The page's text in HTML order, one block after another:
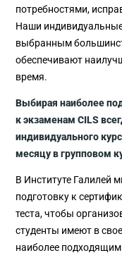
потребностями,
Наши
выбранным
обеспечивают
время.
Выбирая наиболее
к экзаменам CILS
индивидуального
месяцу в групповом
В Институте Галилей
подготовку к
теста, чтобы
студенты имеют в
наиболее